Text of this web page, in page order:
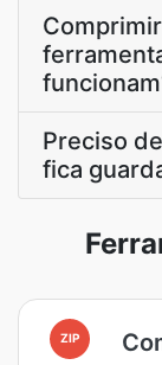
Preciso
fica
ZIP